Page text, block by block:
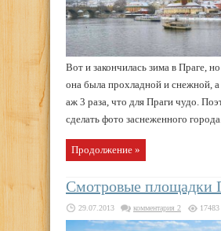
Вот и закончилась зима в Праге,
она была прохладной и снежной, а
аж 3 раза, что для Праги чудо.
сделать фото заснеженного города.
Продолжение »
Смотровые площадки
29.07.2013 комментария 2